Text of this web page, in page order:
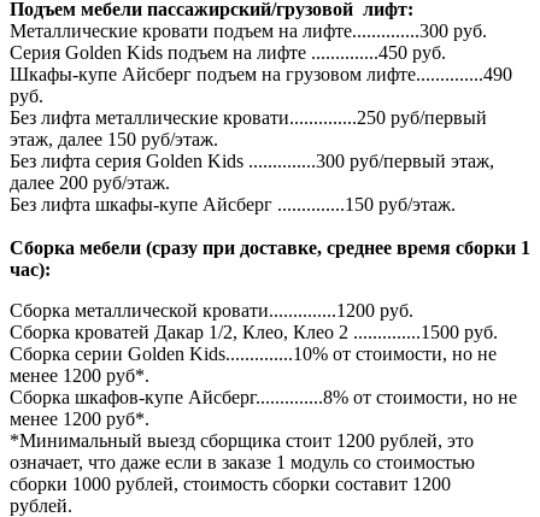
Подъем мебели пассажирский/грузовой лифт:
Металлические кровати подъем на лифте..............300 руб.
Серия Golden Kids подъем на лифте ..............450 руб.
Шкафы-купе Айсберг подъем на грузовом лифте..............490
руб.
Без лифта металлические кровати..............250 руб/первый
этаж, далее 150 руб/этаж.
Без лифта серия Golden Kids ..............300 руб/первый этаж,
далее 200 руб/этаж.
Без лифта шкафы-купе Айсберг ..............150 руб/этаж.
Сборка мебели (сразу при доставке, среднее время сборки 1
час):
Сборка металлической кровати..............1200 руб.
Сборка кроватей Дакар 1/2, Клео, Клео 2 ..............1500 руб.
Сборка серии Golden Kids..............10% от стоимости, но не
менее 1200 руб*.
Сборка шкафов-купе Айсберг..............8% от стоимости, но не
менее 1200 руб*.
*Минимальный выезд сборщика стоит 1200 рублей, это
означает, что даже если в заказе 1 модуль со стоимостью
сборки 1000 рублей, стоимость сборки составит 1200
рублей.